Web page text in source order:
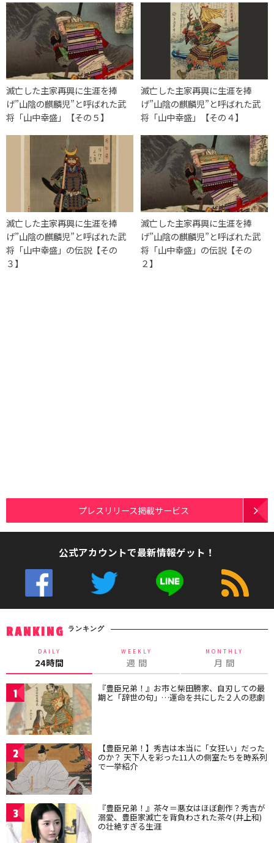
滅亡した主家再興に生涯を捧
げ”山陰の麒麟児”と呼ばれた武
将「山中幸盛」【その５】
滅亡した主家再興に生涯を捧
げ”山陰の麒麟児”と呼ばれた武
将「山中幸盛」【その４】
滅亡した主家再興に生涯を捧
げ”山陰の麒麟児”と呼ばれた武
将「山中幸盛」の伝説【その
３】
滅亡した主家再興に生涯を捧
げ”山陰の麒麟児”と呼ばれた武
将「山中幸盛」の伝説【その
２】
プレスリリース掲載サービス
公式アカウントで最新情報ゲット！
RANKING ランキング
DAILY
24時間
WEEKLY
週 間
MONTHLY
月 間
1 『豊臣兄弟！』お市と柴田勝家、自刃しての最
期と「辞世の句」…運命を共にした２人の悲劇
2 【豊臣兄弟！】秀吉は本当に「女狂い」だった
のか？ 天下人を彩った11人の側室たちを時系列
で一挙紹介
3 『豊臣兄弟！』茶々＝悪女はほぼ創作？秀吉が
溺愛、豊臣家滅亡を背負わされた茶々(井上和)
の壮絶すぎる生涯